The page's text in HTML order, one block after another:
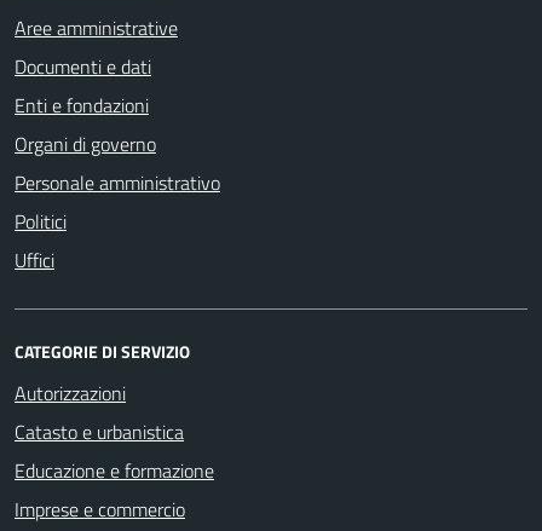
Aree amministrative
Documenti e dati
Enti e fondazioni
Organi di governo
Personale amministrativo
Politici
Uffici
CATEGORIE DI SERVIZIO
Autorizzazioni
Catasto e urbanistica
Educazione e formazione
Imprese e commercio